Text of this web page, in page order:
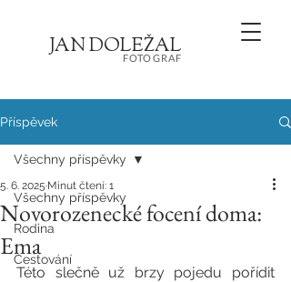
JANDOLEŽAL
FOTOGRAF
Příspěvek
Všechny příspěvky
Rodina
Cestování
Všechny příspěvky
Novorozenecké focení doma:
Ema
5. 6. 2025 Minut čtení: 1
Této slečně už brzy pojedu pořídit